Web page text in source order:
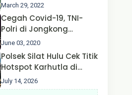
Hulu Gencar Lakukan
Pengecekan Oksigen
March 29, 2022
Cegah Covid-19, TNI-
Polri di Jongkong
Himbau Masyarakat
Jangan Kumpul Hinga
Larut Malam.
June 03, 2020
Polsek Silat Hulu Cek Titik
Hotspot Karhutla di
Desa Nanga Dangkan,
Api Ditemukan Sudah
July 14, 2026